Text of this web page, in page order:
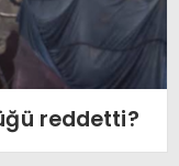
reddetti?